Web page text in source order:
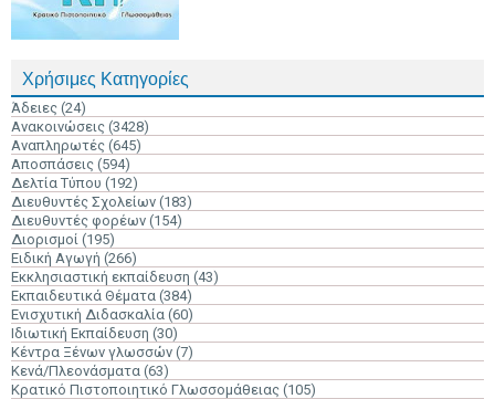
Χρήσιμες Κατηγορίες
Άδειες (24)
Ανακοινώσεις (3428)
Αναπληρωτές (645)
Αποσπάσεις (594)
Δελτία Τύπου (192)
Διευθυντές Σχολείων (183)
Διευθυντές φορέων (154)
Διορισμοί (195)
Ειδική Αγωγή (266)
Εκκλησιαστική εκπαίδευση (43)
Εκπαιδευτικά Θέματα (384)
Ενισχυτική Διδασκαλία (60)
Ιδιωτική Εκπαίδευση (30)
Κέντρα Ξένων γλωσσών (7)
Κενά/Πλεονάσματα (63)
Κρατικό Πιστοποιητικό Γλωσσομάθειας (105)